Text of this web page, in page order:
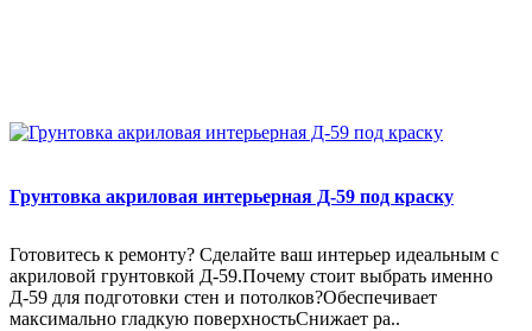
Грунтовка акриловая интерьерная Д-59 под краску
Готовитесь к ремонту? Сделайте ваш интерьер идеальным с
акриловой грунтовкой Д-59.Почему стоит выбрать именно
Д-59 для подготовки стен и потолков?Обеспечивает
максимально гладкую поверхностьСнижает ра..